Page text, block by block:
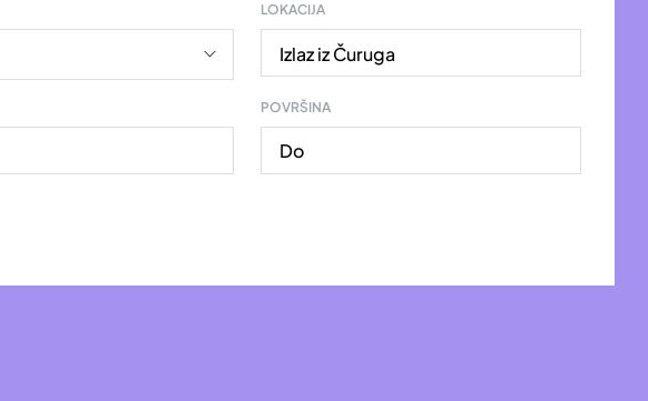
LOKACIJA
Izlaz iz Čuruga
POVRŠINA